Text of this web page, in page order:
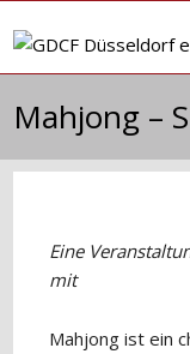
Inhalt
Mahjong –
Eine
mit
Mahjong ist ein